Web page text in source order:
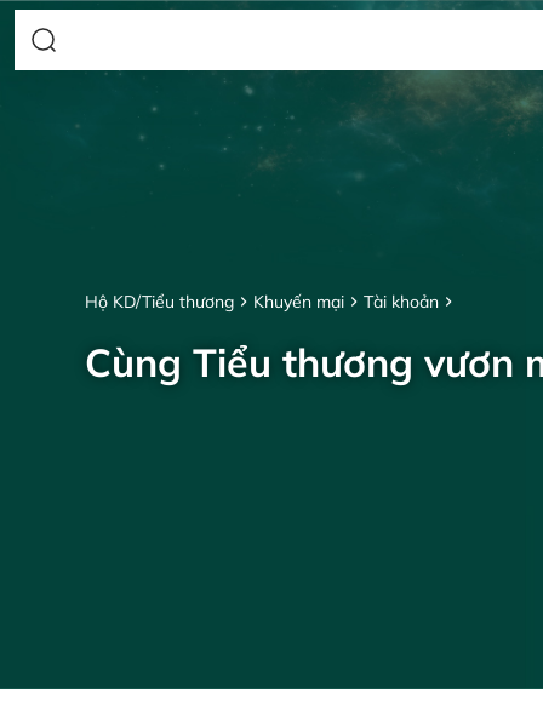
Hộ KD/Tiểu thương Khuyến mại Tài khoản
Cùng Tiểu thương vươn